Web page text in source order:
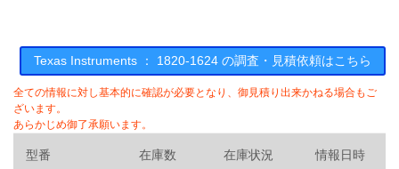
Texas Instruments ： 1820-1624 の調査・見積依頼はこちら
全ての情報に対し基本的に確認が必要となり、御見積り出来かねる場合もご
ざいます。
あらかじめ御了承願います。
型番 在庫数 在庫状況 情報日時